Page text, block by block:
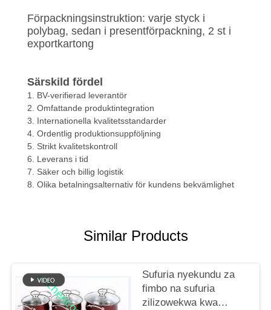
Förpackningsinstruktion: varje styck i
polybag, sedan i presentförpackning, 2 st i
exportkartong
Särskild fördel
1. BV-verifierad leverantör
2. Omfattande produktintegration
3. Internationella kvalitetsstandarder
4. Ordentlig produktionsuppföljning
5. Strikt kvalitetskontroll
6. Leverans i tid
7. Säker och billig logistik
8. Olika betalningsalternativ för kundens bekvämlighet
Similar Products
Sufuria nyekundu za
fimbo na sufuria
zilizowekwa kwa